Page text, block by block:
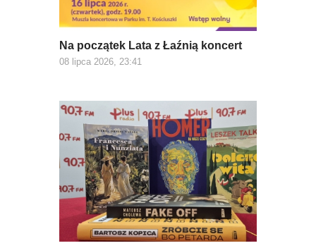
Na początek Lata z Łaźnią koncert
08 lipca 2026, 23:41